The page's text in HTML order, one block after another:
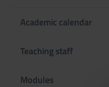
Academic calendar
Teaching staff
Modules